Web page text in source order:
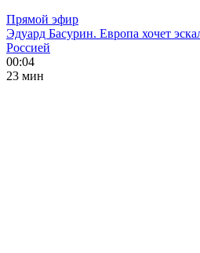
Прямой эфир
Эдуард Басурин. Европа хочет
Россией
00:04
23 мин